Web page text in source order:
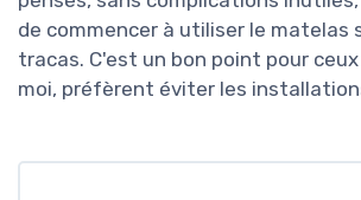
de commencer à utiliser le matelas
tracas. C'est un bon point pour
moi, préfèrent éviter les